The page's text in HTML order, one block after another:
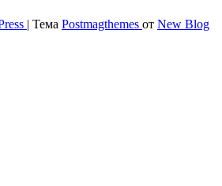
жизни
| Тема Postmagthemes от New Blog